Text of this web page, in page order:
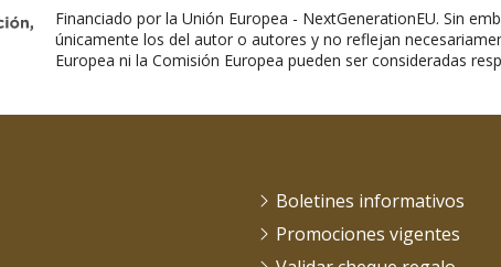
Financiado por la Unión Europea - NextGenerationEU. Sin
únicamente los del autor o autores y no reflejan
Europea ni la Comisión Europea pueden ser consideradas
Boletines informativos
Promociones vigentes